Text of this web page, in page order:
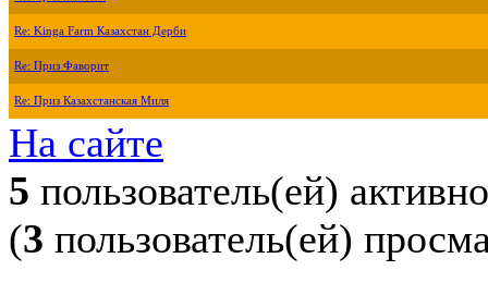
Re: Kinga Farm Казахстан Дерби
Re: Приз Фаворит
Re: Приз Казахстанская Миля
На сайте
5 пользователь(ей) активно
(3 пользователь(ей)